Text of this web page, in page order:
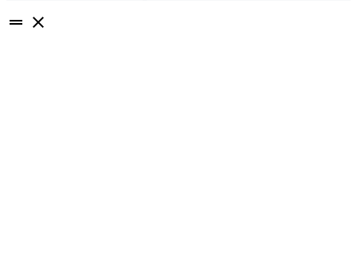
drag_handle close